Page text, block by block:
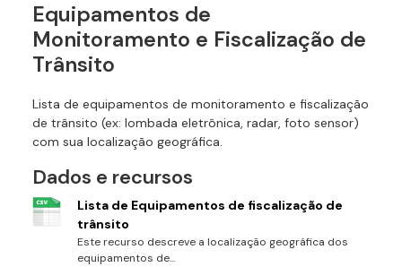
Equipamentos de
Monitoramento e Fiscalização de
Trânsito
Lista de equipamentos de monitoramento e fiscalização
de trânsito (ex: lombada eletrônica, radar, foto sensor)
com sua localização geográfica.
Dados e recursos
Lista de Equipamentos de fiscalização de
trânsito
Este recurso descreve a localização geográfica dos
equipamentos de...